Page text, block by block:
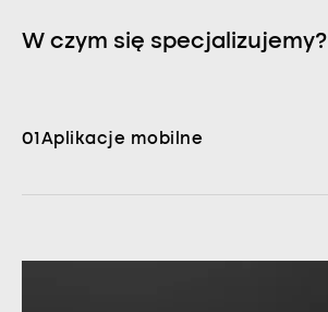
W czym się specjalizujemy?
01 Aplikacje mobilne